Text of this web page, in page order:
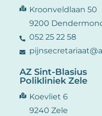
Kroonveldlaan 50
9200
052 25 22 58
AZ Sint-Blasius
Polikliniek Zele
Koevliet 6
9240 Zele